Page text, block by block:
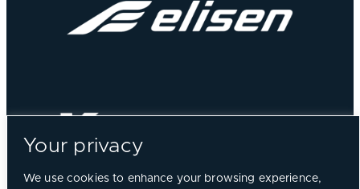
Your privacy
We use cookies to enhance your browsing experience,